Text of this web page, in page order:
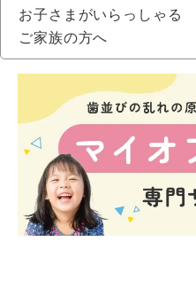
お子さまがいらっしゃる
ご家族の方へ